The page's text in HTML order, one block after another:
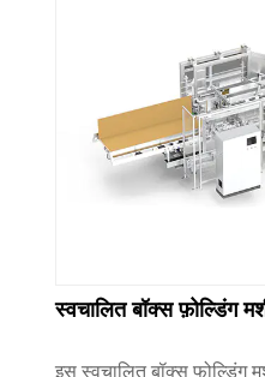
स्वचालित बॉक्स फ़ोल्डिंग
इस स्वचालित बॉक्स फोल्डिंग